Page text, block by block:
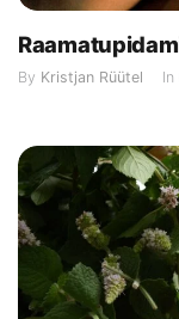
By Kristjan Rüütel In